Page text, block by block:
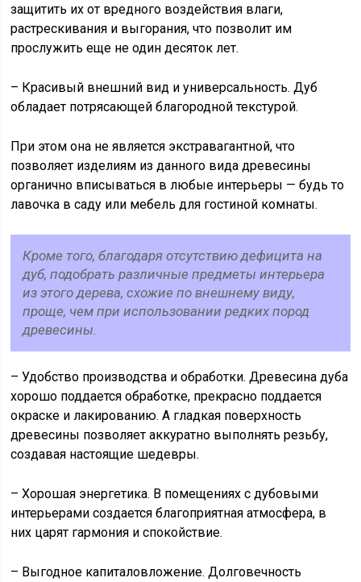
защитить их от вредного воздействия влаги,
растрескивания и выгорания, что позволит им
прослужить еще не один десяток лет.
– Красивый внешний вид и универсальность. Дуб
обладает потрясающей благородной текстурой.
При этом она не является экстравагантной, что
позволяет изделиям из данного вида древесины
органично вписываться в любые интерьеры — будь то
лавочка в саду или мебель для гостиной комнаты.
Кроме того, благодаря отсутствию дефицита на
дуб, подобрать различные предметы интерьера
из этого дерева, схожие по внешнему виду,
проще, чем при использовании редких пород
древесины.
– Удобство производства и обработки. Древесина дуба
хорошо поддается обработке, прекрасно поддается
окраске и лакированию. А гладкая поверхность
древесины позволяет аккуратно выполнять резьбу,
создавая настоящие шедевры.
– Хорошая энергетика. В помещениях с дубовыми
интерьерами создается благоприятная атмосфера, в
них царят гармония и спокойствие.
– Выгодное капиталовложение. Долговечность